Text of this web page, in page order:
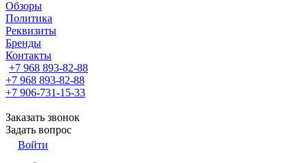
Обзоры
Политика
Реквизиты
Бренды
Контакты
+7 968 893-82-88
+7 968 893-82-88
+7 906-731-15-33
Заказать звонок
Задать вопрос
Войти